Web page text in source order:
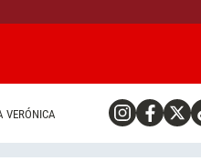
VERÓNICA